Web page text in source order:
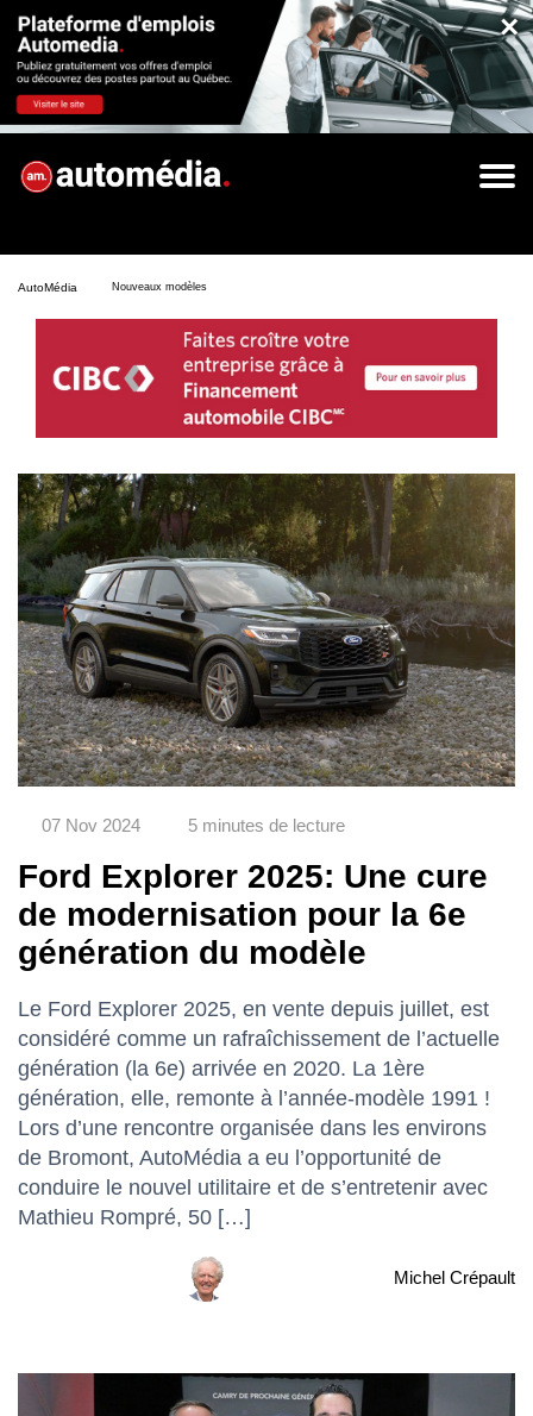
×
AutoMédia Nouveaux modèles
07 Nov 2024 5 minutes de lecture
Ford Explorer 2025: Une cure
de modernisation pour la 6e
génération du modèle
Le Ford Explorer 2025, en vente depuis juillet, est
considéré comme un rafraîchissement de l’actuelle
génération (la 6e) arrivée en 2020. La 1ère
génération, elle, remonte à l’année-modèle 1991 !
Lors d’une rencontre organisée dans les environs
de Bromont, AutoMédia a eu l’opportunité de
conduire le nouvel utilitaire et de s’entretenir avec
Mathieu Rompré, 50 […]
Michel Crépault